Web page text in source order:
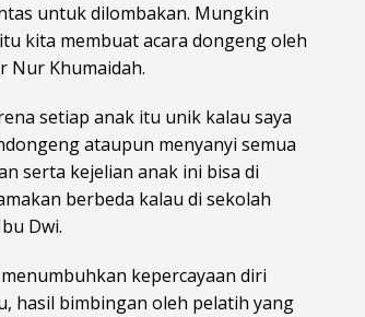
untuk dilombakan. Mungkin
kita membuat acara dongeng oleh
Nur Khumaidah.
setiap anak itu unik kalau saya
ataupun menyanyi semua
serta kejelian anak ini bisa di
berbeda kalau di sekolah
Dwi.
kepercayaan diri
hasil bimbingan oleh pelatih yang